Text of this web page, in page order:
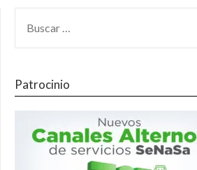
Patrocinio